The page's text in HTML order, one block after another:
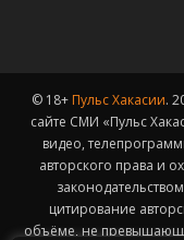
© 18+ Пульс Хакасии.
сайте СМИ «Пульс
видео,
авторского права и
цитирование
объёме, не